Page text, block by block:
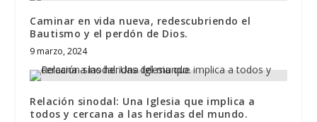
Caminar en vida nueva, redescubriendo el
Bautismo y el perdón de Dios.
9 marzo, 2024
Relación sinodal: Una Iglesia que implica a
todos y cercana a las heridas del mundo.